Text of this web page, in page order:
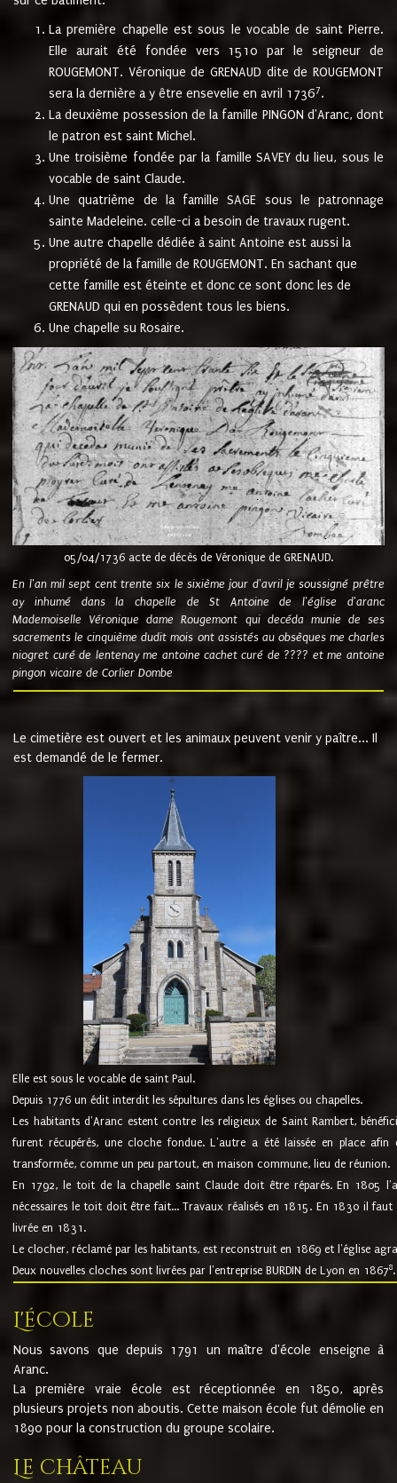
La première chapelle est sous le vocable de saint Pierre.
Elle aurait été fondée vers 1510 par le seigneur de
ROUGEMONT. Véronique de GRENAUD dite de ROUGEMONT
sera la dernière a y être ensevelie en avril 17367.
La deuxième possession de la famille PINGON d'Aranc, dont
le patron est saint Michel.
Une troisième fondée par la famille SAVEY du lieu, sous le
vocable de saint Claude.
Une quatrième de la famille SAGE sous le patronnage
sainte Madeleine. celle-ci a besoin de travaux rugent.
Une autre chapelle dédiée à saint Antoine est aussi la
propriété de la famille de ROUGEMONT. En sachant que
cette famille est éteinte et donc ce sont donc les de
GRENAUD qui en possèdent tous les biens.
Une chapelle su Rosaire.
05/04/1736 acte de décès de Véronique de GRENAUD.
En l'an mil sept cent trente six le sixième jour d'avril je soussigné prêtre
ay inhumé dans la chapelle de St Antoine de l'église d'aranc
Mademoiselle Véronique dame Rougemont qui decéda munie de ses
sacrements le cinquième dudit mois ont assistés au obsèques me charles
niogret curé de lentenay me antoine cachet curé de ???? et me antoine
pingon vicaire de Corlier Dombe
Le cimetière est ouvert et les animaux peuvent venir y paître... Il
est demandé de le fermer.
Elle est sous le vocable de saint Paul.
Depuis 1776 un édit interdit les sépultures dans les églises ou chapelles.
Les habitants d'Aranc estent contre les religieux de Saint Rambert,
furent récupérés, une cloche fondue. L'autre a été laissée en place
transformée, comme un peu partout, en maison commune, lieu de réunion.
En 1792, le toit de la chapelle saint Claude doit être réparés. En 1805
nécessaires le toit doit être fait... Travaux réalisés en 1815. En 1830 il
livrée en 1831.
Le clocher, réclamé par les habitants, est reconstruit en 1869 et l'église
Deux nouvelles cloches sont livrées par l'entreprise BURDIN de Lyon en 18678.
L'école
Nous savons que depuis 1791 un maître d'école enseigne à
Aranc.
La première vraie école est réceptionnée en 1850, après
plusieurs projets non aboutis. Cette maison école fut démolie en
1890 pour la construction du groupe scolaire.
Le château